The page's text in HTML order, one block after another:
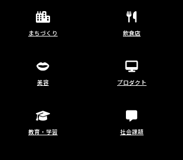
まちづくり 飲食店
美容 プロダクト
教育・学習 社会課題